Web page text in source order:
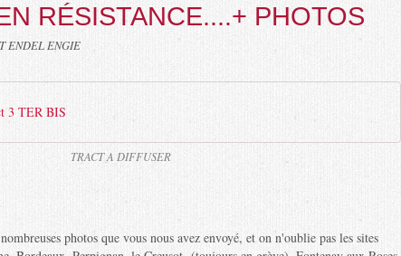
RÉSISTANCE....+ PHOTOS
ENDEL ENGIE
3 TER BIS
TRACT A DIFFUSER
photos que vous nous avez envoyé, et on n'oublie pas les sites